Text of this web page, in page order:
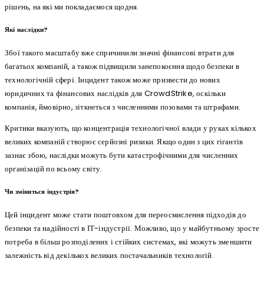
рішень, на які ми покладаємося щодня.
Які наслідки?
Збої такого масштабу вже спричинили значні фінансові втрати для
багатьох компаній, а також підвищили занепокоєння щодо безпеки в
технологічній сфері. Інцидент також може призвести до нових
юридичних та фінансових наслідків для CrowdStrike, оскільки
компанія, ймовірно, зіткнеться з численними позовами та штрафами.
Критики вказують, що концентрація технологічної влади у руках кількох
великих компаній створює серйозні ризики. Якщо один з цих гігантів
зазнає збою, наслідки можуть бути катастрофічними для численних
організацій по всьому світу.
Чи зміниться індустрія?
Цей інцидент може стати поштовхом для переосмислення підходів до
безпеки та надійності в ІТ-індустрії. Можливо, що у майбутньому зросте
потреба в більш розподілених і стійких системах, які можуть зменшити
залежність від декількох великих постачальників технологій.